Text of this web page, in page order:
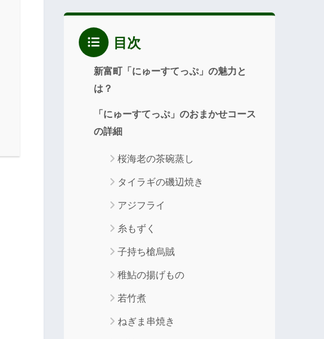
目次
新富町「にゅーすてっぷ」の魅力と
は？
「にゅーすてっぷ」のおまかせコース
の詳細
桜海老の茶碗蒸し
タイラギの磯辺焼き
アジフライ
糸もずく
子持ち槍烏賊
稚鮎の揚げもの
若竹煮
ねぎま串焼き